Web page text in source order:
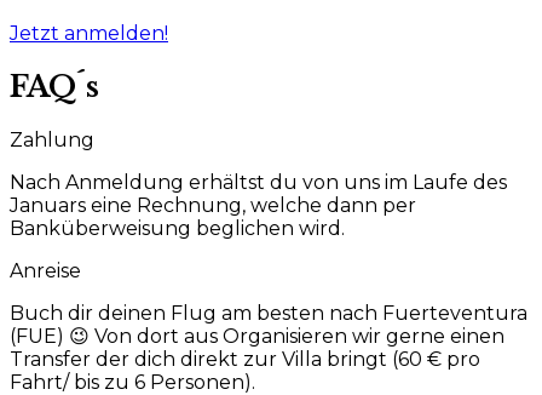
Jetzt anmelden!
FAQ´s
Zahlung
Nach Anmeldung erhältst du von uns im Laufe des
Januars eine Rechnung, welche dann per
Banküberweisung beglichen wird.
Anreise
Buch dir deinen Flug am besten nach Fuerteventura
(FUE) 😉 Von dort aus Organisieren wir gerne einen
Transfer der dich direkt zur Villa bringt (60 € pro
Fahrt/ bis zu 6 Personen).